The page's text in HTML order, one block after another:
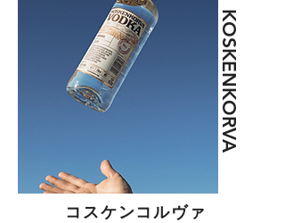
KOSKENKORVA
コスケンコルヴァ